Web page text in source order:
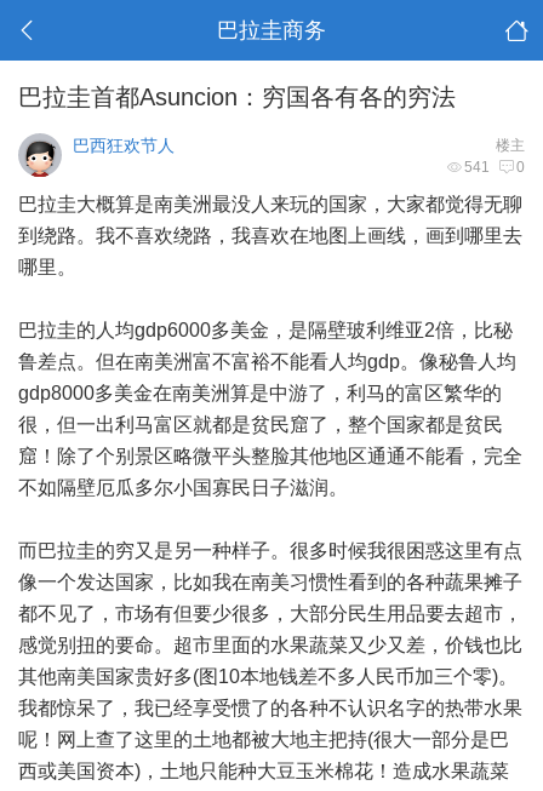
巴拉圭商务
巴拉圭首都Asuncion：穷国各有各的穷法
楼主
巴西狂欢节人
541 0
巴拉圭大概算是南美洲最没人来玩的国家，大家都觉得无聊
到绕路。我不喜欢绕路，我喜欢在地图上画线，画到哪里去
哪里。
巴拉圭的人均gdp6000多美金，是隔壁玻利维亚2倍，比秘
鲁差点。但在南美洲富不富裕不能看人均gdp。像秘鲁人均
gdp8000多美金在南美洲算是中游了，利马的富区繁华的
很，但一出利马富区就都是贫民窟了，整个国家都是贫民
窟！除了个别景区略微平头整脸其他地区通通不能看，完全
不如隔壁厄瓜多尔小国寡民日子滋润。
而巴拉圭的穷又是另一种样子。很多时候我很困惑这里有点
像一个发达国家，比如我在南美习惯性看到的各种蔬果摊子
都不见了，市场有但要少很多，大部分民生用品要去超市，
感觉别扭的要命。超市里面的水果蔬菜又少又差，价钱也比
其他南美国家贵好多(图10本地钱差不多人民币加三个零)。
我都惊呆了，我已经享受惯了的各种不认识名字的热带水果
呢！网上查了这里的土地都被大地主把持(很大一部分是巴
西或美国资本)，土地只能种大豆玉米棉花！造成水果蔬菜